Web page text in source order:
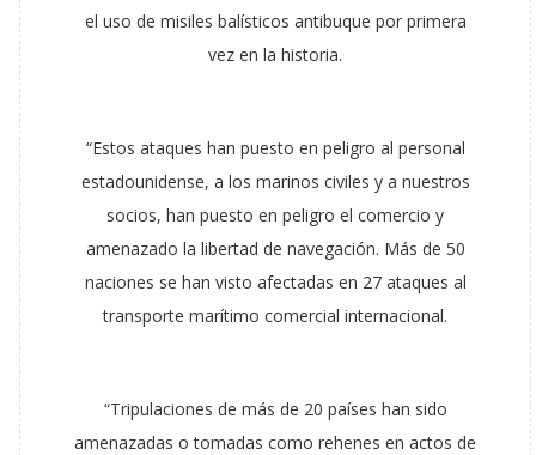
el uso de misiles balísticos antibuque por primera
vez en la historia.
“Estos ataques han puesto en peligro al personal
estadounidense, a los marinos civiles y a nuestros
socios, han puesto en peligro el comercio y
amenazado la libertad de navegación. Más de 50
naciones se han visto afectadas en 27 ataques al
transporte marítimo comercial internacional.
“Tripulaciones de más de 20 países han sido
amenazadas o tomadas como rehenes en actos de